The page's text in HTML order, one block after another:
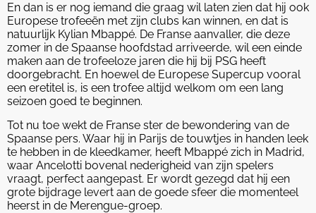
En dan is er nog iemand die graag wil laten zien dat hij ook
Europese trofeeën met zijn clubs kan winnen, en dat is
natuurlijk Kylian Mbappé. De Franse aanvaller, die deze
zomer in de Spaanse hoofdstad arriveerde, wil een einde
maken aan de trofeeloze jaren die hij bij PSG heeft
doorgebracht. En hoewel de Europese Supercup vooral
een eretitel is, is een trofee altijd welkom om een lang
seizoen goed te beginnen.
Tot nu toe wekt de Franse ster de bewondering van de
Spaanse pers. Waar hij in Parijs de touwtjes in handen leek
te hebben in de kleedkamer, heeft Mbappé zich in Madrid,
waar Ancelotti bovenal nederigheid van zijn spelers
vraagt, perfect aangepast. Er wordt gezegd dat hij een
grote bijdrage levert aan de goede sfeer die momenteel
heerst in de Merengue-groep.